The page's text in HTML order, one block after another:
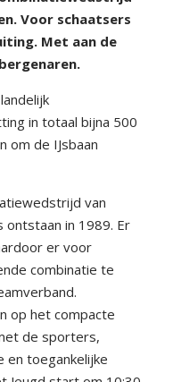
Voor schaatsers
Met aan de
in totaal bijna 500
om de IJsbaan
van
ontstaan in 1989. Er
er voor
combinatie te
op het compacte
de sporters,
en toegankelijke